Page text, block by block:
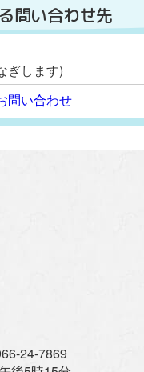
問い合わせ先
ぎします)
問い合わせ
24-7869